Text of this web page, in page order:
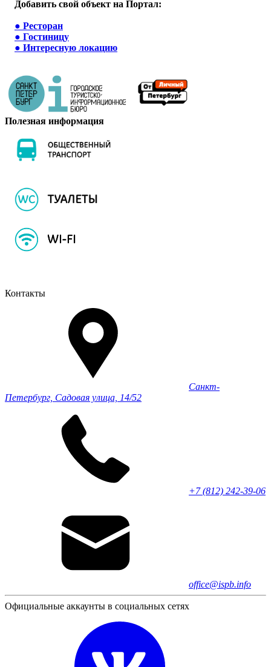
Добавить свой объект на Портал:
● Ресторан
● Гостиницу
● Интересную локацию
Полезная информация
Контакты
Санкт-
Петербург, Садовая улица, 14/52
+7 (812) 242-39-06
office@ispb.info
Официальные аккаунты в социальных сетях